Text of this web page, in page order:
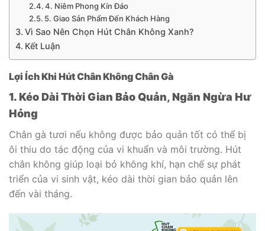
4. Niêm Phong Kín Đáo
5. Giao Sản Phẩm Đến Khách Hàng
Vì Sao Nên Chọn Hút Chân Không Xanh?
Kết Luận
Lợi Ích Khi Hút Chân Không Chân Gà
1. Kéo Dài Thời Gian Bảo Quản, Ngăn Ngừa Hư
Hỏng
Chân gà tươi nếu không được bảo quản tốt có thể bị
ôi thiu do tác động của vi khuẩn và môi trường. Hút
chân không giúp loại bỏ không khí, hạn chế sự phát
triển của vi sinh vật, kéo dài thời gian bảo quản lên
đến vài tháng.